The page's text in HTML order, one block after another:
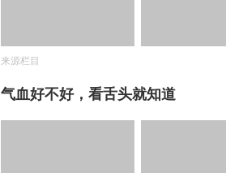
来源栏目
气血好不好，看舌头就知道